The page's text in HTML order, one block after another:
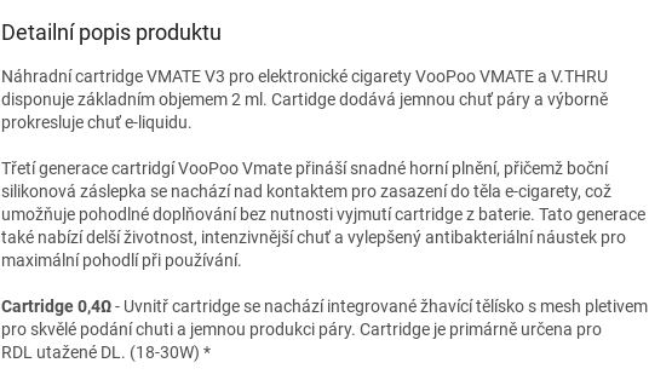
Detailní popis produktu
Náhradní cartridge VMATE V3 pro elektronické cigarety VooPoo VMATE a V.THRU
disponuje základním objemem 2 ml. Cartidge dodává jemnou chuť páry a výborně
prokresluje chuť e-liquidu.
Třetí generace cartridgí VooPoo Vmate přináší snadné horní plnění, přičemž boční
silikonová záslepka se nachází nad kontaktem pro zasazení do těla e-cigarety, což
umožňuje pohodlné doplňování bez nutnosti vyjmutí cartridge z baterie. Tato generace
také nabízí delší životnost, intenzivnější chuť a vylepšený antibakteriální náustek pro
maximální pohodlí při používání.
Cartridge 0,4Ω- Uvnitř cartridge se nachází integrované žhavící tělísko s mesh pletivem
pro skvělé podání chuti a jemnou produkci páry. Cartridge je primárně určena pro
RDL utažené DL. (18-30W) *